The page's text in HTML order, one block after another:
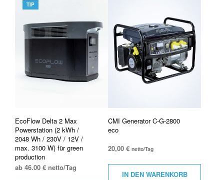
EcoFlow Delta 2 Max
Powerstation (2 kWh /
2048 Wh / 230V / 12V /
max. 3100 W) für green
production
TIP
ab 46.00 € netto/Tag
CMI Generator C-G-2800
eco
20,00€ netto/Tag
IN DEN WARENKORB